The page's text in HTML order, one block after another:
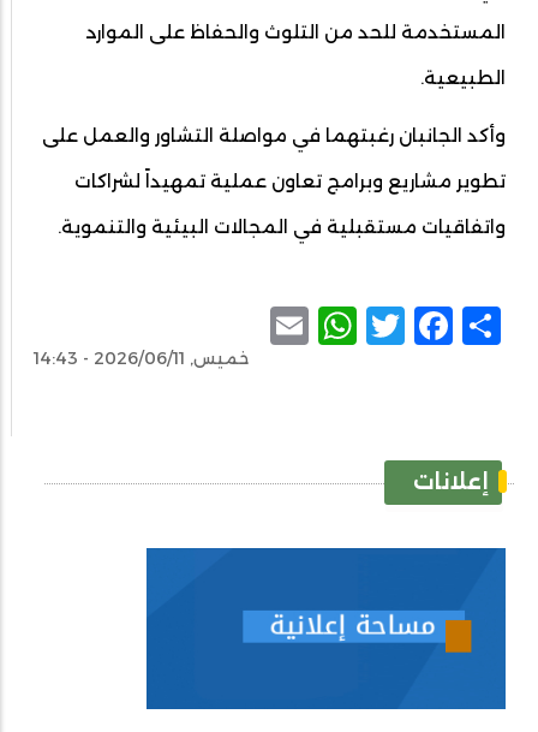
المستخدمة للحد من التلوث والحفاظ على الموارد
الطبيعية.
وأكد الجانبان رغبتهما في مواصلة التشاور والعمل على
تطوير مشاريع وبرامج تعاون عملية تمهيداً لشراكات
واتفاقيات مستقبلية في المجالات البيئية والتنموية.
Share
Facebook
Twitter
WhatsApp
خميس, 2026/06/11 - 14:43
إعلانات